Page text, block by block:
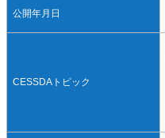
公開年月日
CESSDAトピック